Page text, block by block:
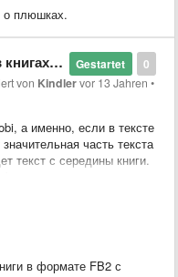
есть идеи, как
о плюшках.
0
Gestartet
mobi
von Kindlervor 13 Jahren •
а именно, если в тексте
часть текста
текст с середины книги.
с флибусты, итог
сделать?
в формате FB2 с